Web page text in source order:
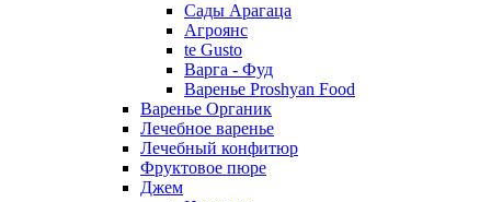
Сады Арагаца
Агроянс
te Gusto
Варга - Фуд
Варенье Proshyan Food
Варенье Органик
Лечебное варенье
Лечебный конфитюр
Фруктовое пюре
Джем